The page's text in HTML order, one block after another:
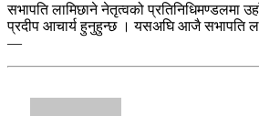
सभापति लामिछाने नेतृत्वको प्रतिनिधिमण्डलमा
प्रदीप आचार्य हुनुहुन्छ । यसअघि आजै सभापति
—